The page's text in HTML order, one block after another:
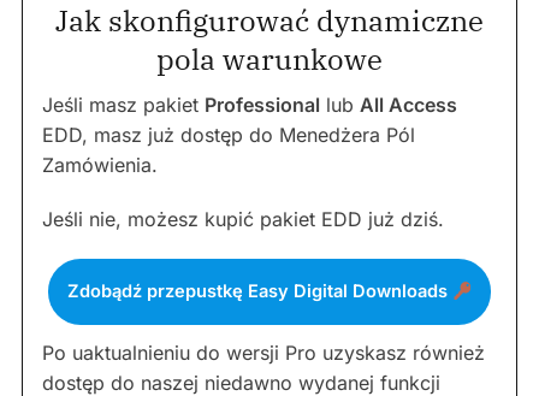
Jak skonfigurować dynamiczne
pola warunkowe
Jeśli masz pakiet Professional lub All Access
EDD, masz już dostęp do Menedżera Pól
Zamówienia.
Jeśli nie, możesz kupić pakiet EDD już dziś.
Zdobądź przepustkę Easy Digital Downloads
Po uaktualnieniu do wersji Pro uzyskasz również
dostęp do naszej niedawno wydanej funkcji